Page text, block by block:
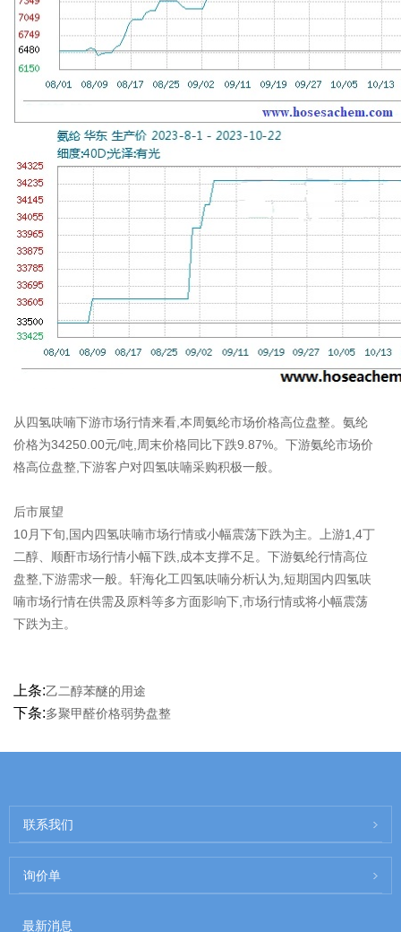
从四氢呋喃下游市场行情来看,本周氨纶市场价格高位盘整。氨纶
价格为34250.00元/吨,周末价格同比下跌9.87%。下游氨纶市场价
格高位盘整,下游客户对四氢呋喃采购积极一般。
后市展望
10月下旬,国内四氢呋喃市场行情或小幅震荡下跌为主。上游1,4丁
二醇、顺酐市场行情小幅下跌,成本支撑不足。下游氨纶行情高位
盘整,下游需求一般。轩海化工四氢呋喃分析认为,短期国内四氢呋
喃市场行情在供需及原料等多方面影响下,市场行情或将小幅震荡
下跌为主。
上条:乙二醇苯醚的用途
下条:多聚甲醛价格弱势盘整
联系我们
询价单
最新消息